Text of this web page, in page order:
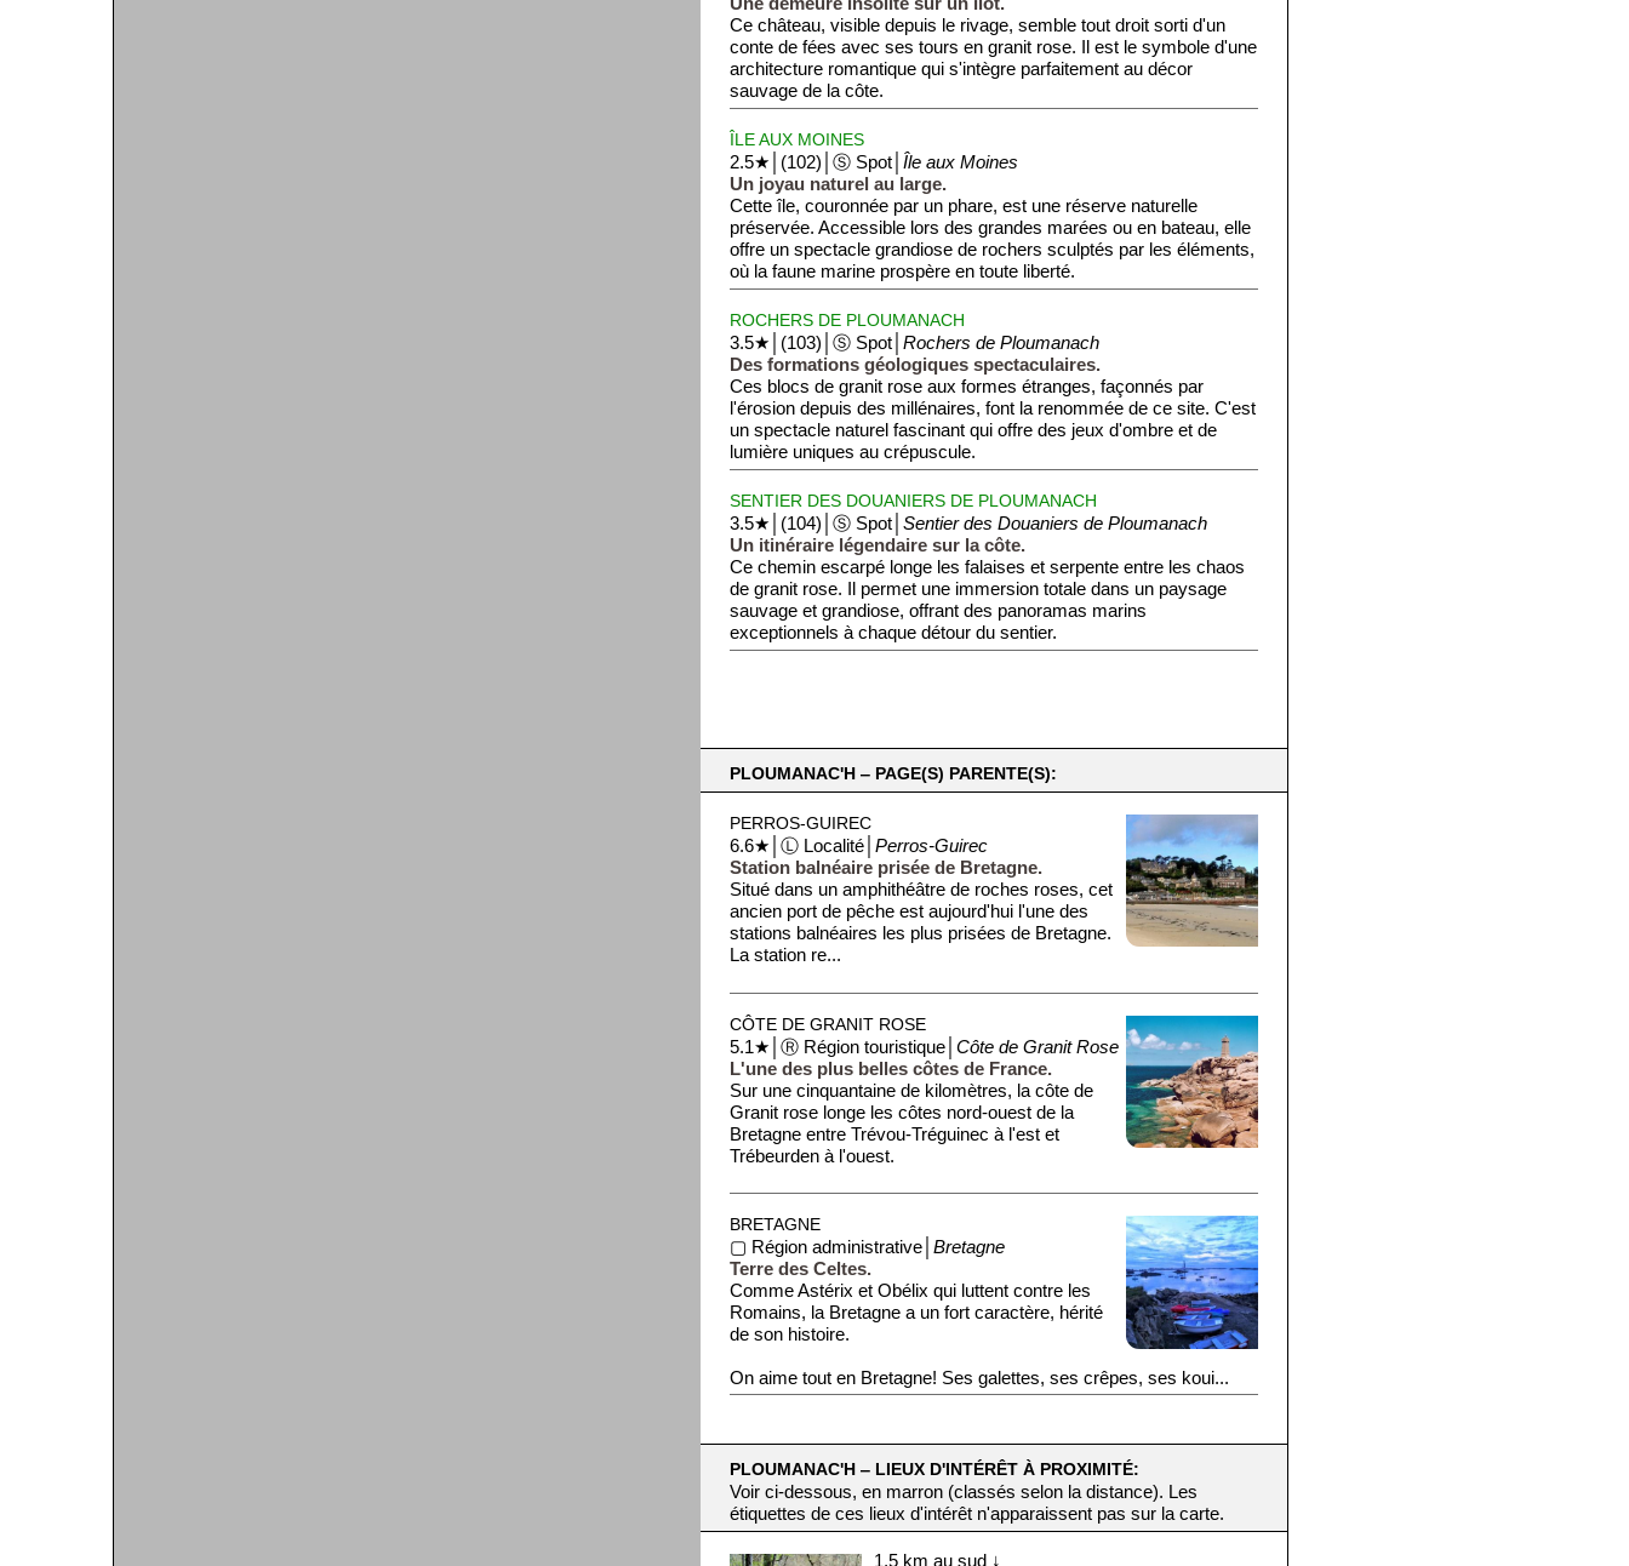
Ce château, visible depuis le rivage, semble tout droit sorti d'un
conte de fées avec ses tours en granit rose. Il est le symbole d'une
architecture romantique qui s'intègre parfaitement au décor
sauvage de la côte.
ÎLE AUX MOINES
2.5★│(102)│Ⓢ Spot│Île aux Moines
Un joyau naturel au large.
Cette île, couronnée par un phare, est une réserve naturelle
préservée. Accessible lors des grandes marées ou en bateau, elle
offre un spectacle grandiose de rochers sculptés par les éléments,
où la faune marine prospère en toute liberté.
ROCHERS DE PLOUMANACH
3.5★│(103)│Ⓢ Spot│Rochers de Ploumanach
Des formations géologiques spectaculaires.
Ces blocs de granit rose aux formes étranges, façonnés par
l'érosion depuis des millénaires, font la renommée de ce site. C'est
un spectacle naturel fascinant qui offre des jeux d'ombre et de
lumière uniques au crépuscule.
SENTIER DES DOUANIERS DE PLOUMANACH
3.5★│(104)│Ⓢ Spot│Sentier des Douaniers de Ploumanach
Un itinéraire légendaire sur la côte.
Ce chemin escarpé longe les falaises et serpente entre les chaos
de granit rose. Il permet une immersion totale dans un paysage
sauvage et grandiose, offrant des panoramas marins
exceptionnels à chaque détour du sentier.
PLOUMANAC'H ‒ PAGE(S) PARENTE(S):
PERROS-GUIREC
6.6★│Ⓛ Localité│Perros-Guirec
Station balnéaire prisée de Bretagne.
Situé dans un amphithéâtre de roches roses, cet
ancien port de pêche est aujourd'hui l'une des
stations balnéaires les plus prisées de Bretagne.
La station re...
CÔTE DE GRANIT ROSE
5.1★│Ⓡ Région touristique│Côte de Granit Rose
L'une des plus belles côtes de France.
Sur une cinquantaine de kilomètres, la côte de
Granit rose longe les côtes nord-ouest de la
Bretagne entre Trévou-Tréguinec à l'est et
Trébeurden à l'ouest.
BRETAGNE
▢ Région administrative│Bretagne
Terre des Celtes.
Comme Astérix et Obélix qui luttent contre les
Romains, la Bretagne a un fort caractère, hérité
de son histoire.
On aime tout en Bretagne! Ses galettes, ses crêpes, ses koui...
PLOUMANAC'H ‒ LIEUX D'INTÉRÊT À PROXIMITÉ:
Voir ci-dessous, en marron (classés selon la distance). Les
étiquettes de ces lieux d'intérêt n'apparaissent pas sur la carte.
1,5 km au sud ↓